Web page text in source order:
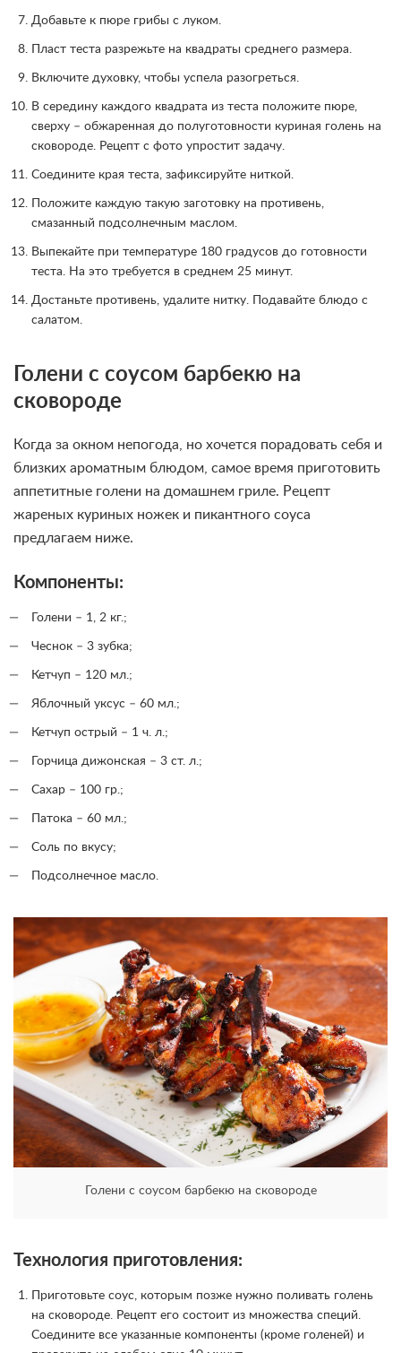
Добавьте к пюре грибы с луком.
Пласт теста разрежьте на квадраты среднего размера.
Включите духовку, чтобы успела разогреться.
В середину каждого квадрата из теста положите пюре,
сверху – обжаренная до полуготовности куриная голень на
сковороде. Рецепт с фото упростит задачу.
Соедините края теста, зафиксируйте ниткой.
Положите каждую такую заготовку на противень,
смазанный подсолнечным маслом.
Выпекайте при температуре 180 градусов до готовности
теста. На это требуется в среднем 25 минут.
Достаньте противень, удалите нитку. Подавайте блюдо с
салатом.
Голени с соусом барбекю на
сковороде
Когда за окном непогода, но хочется порадовать себя и
близких ароматным блюдом, самое время приготовить
аппетитные голени на домашнем гриле. Рецепт
жареных куриных ножек и пикантного соуса
предлагаем ниже.
Компоненты:
Голени – 1, 2 кг.;
Чеснок – 3 зубка;
Кетчуп – 120 мл.;
Яблочный уксус – 60 мл.;
Кетчуп острый – 1 ч. л.;
Горчица дижонская – 3 ст. л.;
Сахар – 100 гр.;
Патока – 60 мл.;
Соль по вкусу;
Подсолнечное масло.
Голени с соусом барбекю на сковороде
Технология приготовления:
Приготовьте соус, которым позже нужно поливать голень
на сковороде. Рецепт его состоит из множества специй.
Соедините все указанные компоненты (кроме голеней) и